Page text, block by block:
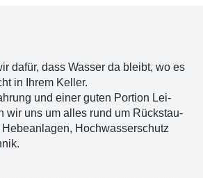
dafür, dass Was­ser da bleibt, wo es
in Ihrem Kel­ler.
und einer guten Por­ti­on Lei­
wir uns um alles rund um Rückstau­
Hoch­was­ser­schutz